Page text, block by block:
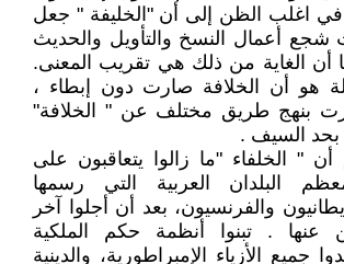
اغلب الظن إلى أن "الخليفة " جعل
شجع أعمال النسخ والتأويل والحديث
أن الغاية من ذلك هي تقريب المعنى.
هو أن الخلافة صارت دون إبطاء ،
بنهج طريق مختلف عن " الخلافة"
بحد السيف .
أن " الخلفاء "ما زالوا يتعاقبون على
البلدان العربية التي رسمها
والفرنسيون، بعد أن أجلوا آخر
عنها . تبنوا أنظمة حكم الملكية
جميع الأزياء الإمبراطورية، والدينية